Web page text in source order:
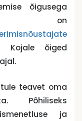
õigusega
on
Kojale õiged
teavet oma
Põhiliseks
ja